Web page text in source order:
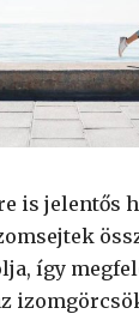
is jelentős
így